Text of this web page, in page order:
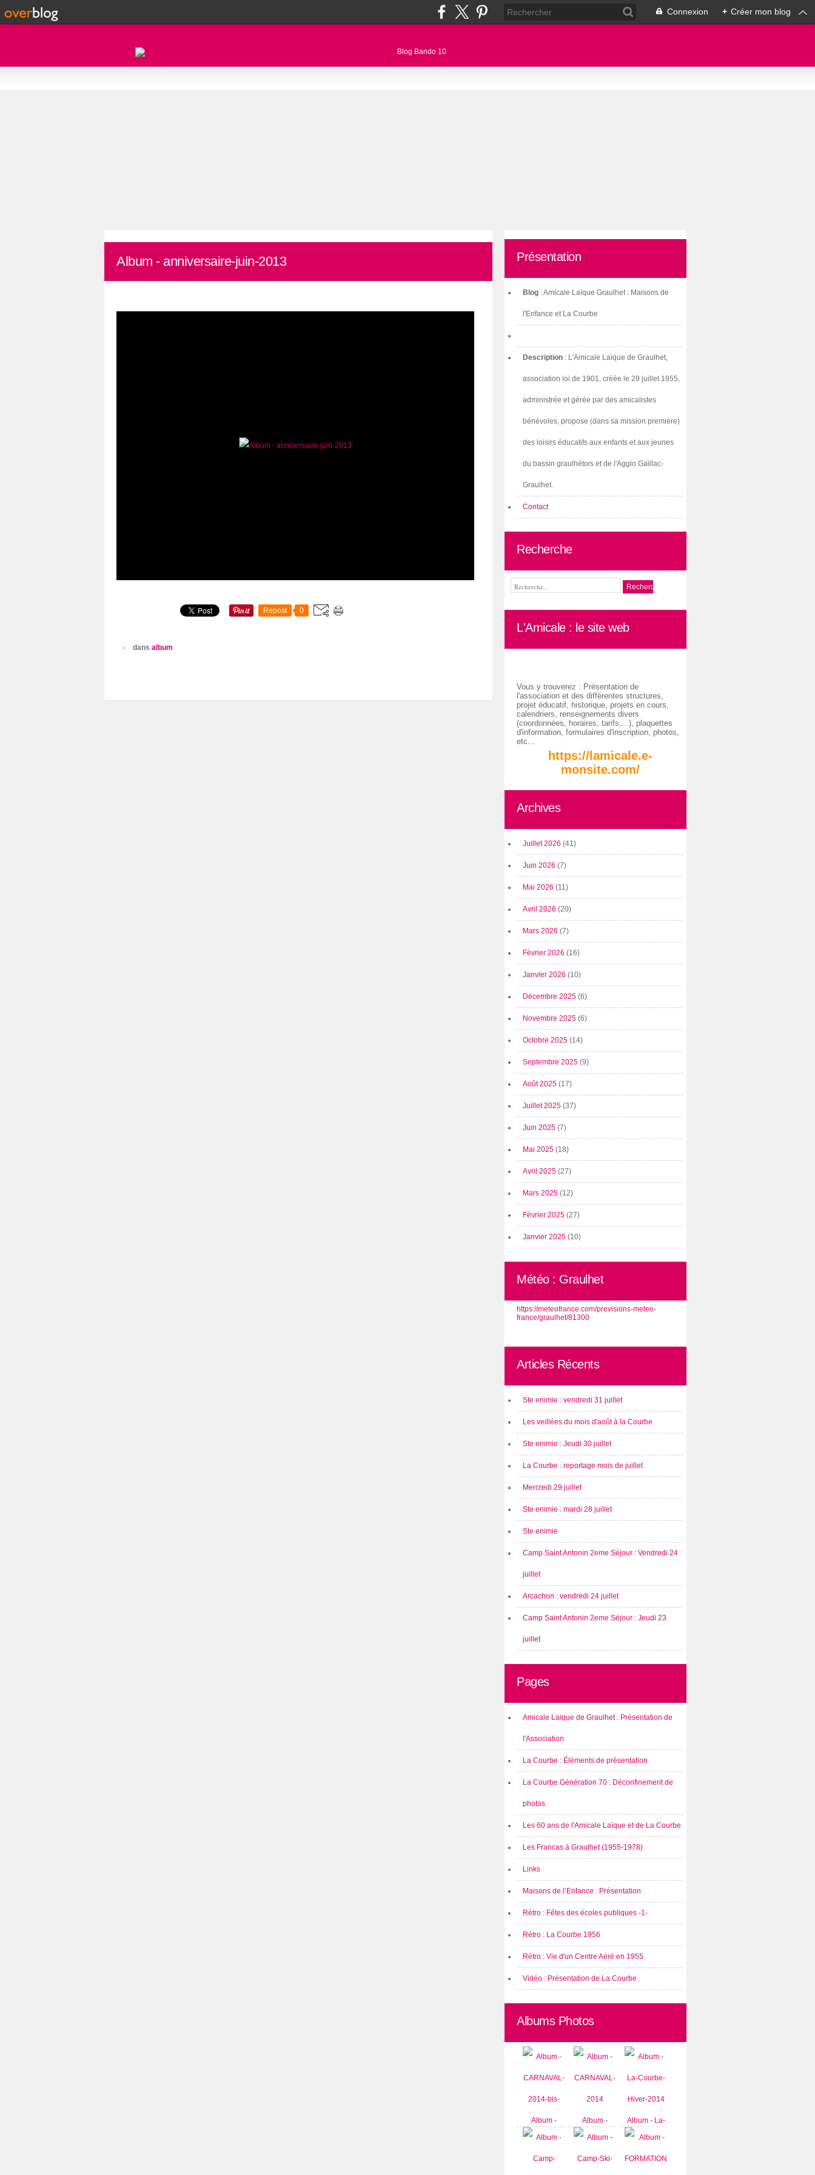
Connexion + Créer mon blog
Album - anniversaire-juin-2013
Repost 0
- dans album
Présentation
Blog : Amicale Laïque Graulhet : Maisons de
l'Enfance et La Courbe
Description : L'Amicale Laïque de Graulhet,
association loi de 1901, créée le 29 juillet 1955,
administrée et gérée par des amicalistes
bénévoles, propose (dans sa mission première)
des loisirs éducatifs aux enfants et aux jeunes
du bassin graulhétois et de l'Agglo Gaillac-
Graulhet.
Contact
Recherche
L'Amicale : le site web
Vous y trouverez : Présentation de
l'association et des différentes structures,
projet éducatif, historique, projets en cours,
calendriers, renseignements divers
(coordonnées, horaires, tarifs,...), plaquettes
d'information, formulaires d'inscription, photos,
etc...
https://lamicale.e-
monsite.com/
Archives
Juillet 2026 (41)
Juin 2026 (7)
Mai 2026 (11)
Avril 2026 (20)
Mars 2026 (7)
Février 2026 (16)
Janvier 2026 (10)
Décembre 2025 (6)
Novembre 2025 (6)
Octobre 2025 (14)
Septembre 2025 (9)
Août 2025 (17)
Juillet 2025 (37)
Juin 2025 (7)
Mai 2025 (18)
Avril 2025 (27)
Mars 2025 (12)
Février 2025 (27)
Janvier 2025 (10)
Météo : Graulhet
https://meteofrance.com/previsions-meteo-
france/graulhet/81300
Articles Récents
Ste enimie : vendredi 31 juillet
Les veillées du mois d'août à la Courbe
Ste enimie : Jeudi 30 juillet
La Courbe : reportage mois de juillet
Mercredi 29 juillet
Ste enimie : mardi 28 juillet
Ste enimie
Camp Saint Antonin 2eme Séjour : Vendredi 24
juillet
Arcachon : vendredi 24 juillet
Camp Saint Antonin 2eme Séjour : Jeudi 23
juillet
Pages
Amicale Laïque de Graulhet : Présentation de
l'Association
La Courbe : Éléments de présentation
La Courbe Génération 70 : Déconfinement de
photos
Les 60 ans de l'Amicale Laïque et de La Courbe
Les Francas à Graulhet (1955-1978)
Links
Maisons de l’Enfance : Présentation
Rétro : Fêtes des écoles publiques -1-
Rétro : La Courbe 1956
Rétro : Vie d'un Centre Aéré en 1955
Vidéo : Présentation de La Courbe
Albums Photos
Album -
CARNAVAL-
2014-bis-
Album -
CARNAVAL-
2014
Album - La-
Courbe-
Hiver-2014